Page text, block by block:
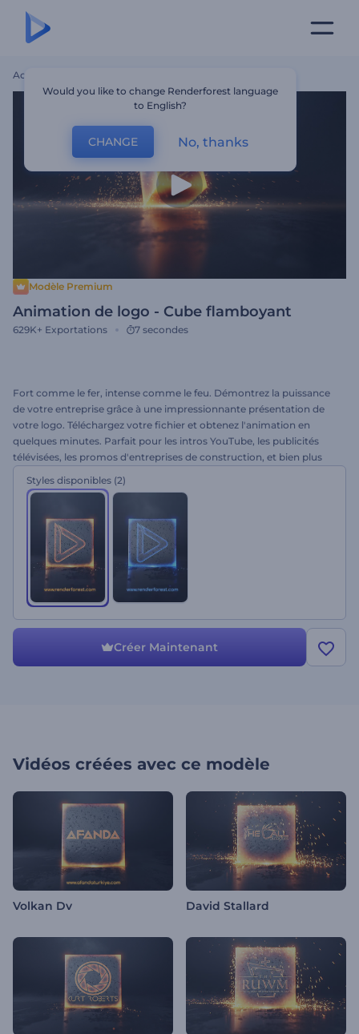
Accueil
Modèle Premium
Animation de logo - Cube flamboyant
629K+ Exportations 7 secondes
Fort comme le fer, intense comme le feu. Démontrez la puissance
de votre entreprise grâce à une impressionnante présentation de
votre logo. Téléchargez votre fichier et obtenez l'animation en
quelques minutes. Parfait pour les intros YouTube, les publicités
télévisées, les promos d'entreprises de construction, et bien plus
Styles disponibles (2)
Créer Maintenant
Vidéos créées avec ce modèle
Volkan Dv David Stallard
Would you like to change Renderforest language
to English?
CHANGE No, thanks